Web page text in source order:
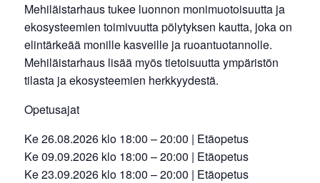
Mehiläistarhaus tukee luonnon monimuotoisuutta ja
ekosysteemien toimivuutta pölytyksen kautta, joka on
elintärkeää monille kasveille ja ruoantuotannolle.
Mehiläistarhaus lisää myös tietoisuutta ympäristön
tilasta ja ekosysteemien herkkyydestä.
Opetusajat
Ke 26.08.2026 klo 18:00 – 20:00 | Etäopetus
Ke 09.09.2026 klo 18:00 – 20:00 | Etäopetus
Ke 23.09.2026 klo 18:00 – 20:00 | Etäopetus